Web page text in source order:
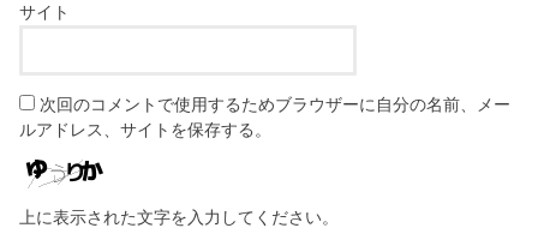
サイト
次回のコメントで使用するためブラウザーに自分の名前、メー
ルアドレス、サイトを保存する。
上に表示された文字を入力してください。